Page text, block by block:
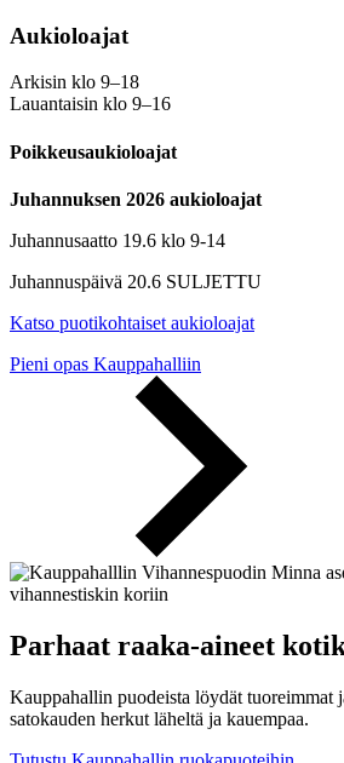
Aukioloajat
Arkisin klo 9–18
Lauantaisin klo 9–16
Poikkeusaukioloajat
Juhannuksen 2026 aukioloajat
Juhannusaatto 19.6 klo 9-14
Juhannuspäivä 20.6 SULJETTU
Katso puotikohtaiset aukioloajat
Pieni opas Kauppahalliin
Parhaat raaka-aineet
Kauppahallin puodeista löydät tuoreimmat
satokauden herkut läheltä ja kauempaa.